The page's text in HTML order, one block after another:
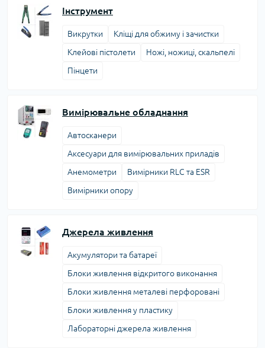
Інструмент
Викрутки
Кліщі для обжиму і зачистки
Клейові пістолети
Ножі, ножиці, скальпелі
Пінцети
Вимірювальне обладнання
Автосканери
Аксесуари для вимірювальних приладів
Анемометри
Вимірники RLC та ESR
Вимірники опору
Джерела живлення
Акумулятори та батареї
Блоки живлення відкритого виконання
Блоки живлення металеві перфоровані
Блоки живлення у пластику
Лабораторні джерела живлення